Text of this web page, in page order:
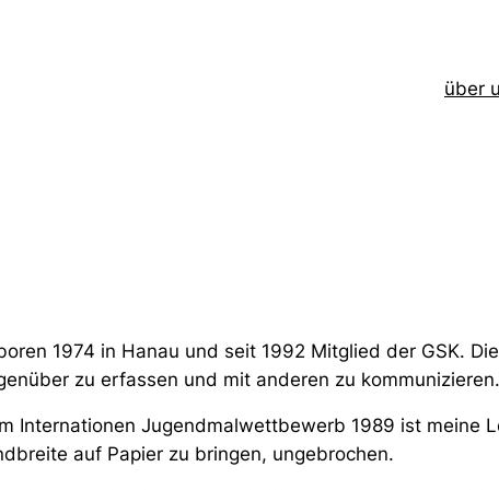
über
1974 in Hanau und seit 1992 Mitglied der GSK.
zu erfassen und mit anderen zu
Internationen Jugendmalwettbewerb 1989 ist meine
auf Papier zu bringen, ungebrochen.